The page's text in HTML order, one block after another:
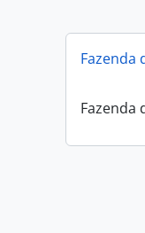
Fazenda
Fazenda